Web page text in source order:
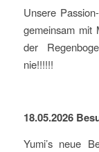
Unsere
gemeinsam mit
der
nie!!!!!!
18.05.2026
Yumi’s neue